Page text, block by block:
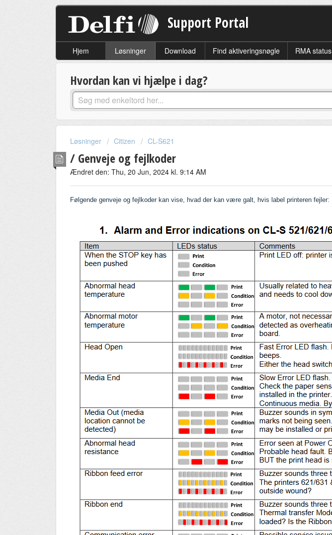
Support Portal
Hjem Løsninger Download Find aktiveringsnøgle RMA status
Hvordan kan vi hjælpe i dag?
Løsninger Citizen CL-S621
/ Genveje og fejlkoder
Ændret den: Thu, 20 Jun, 2024 kl. 9:14 AM
Følgende genveje og fejlkoder kan vise, hvad der kan være galt, hvis label printeren fejler: